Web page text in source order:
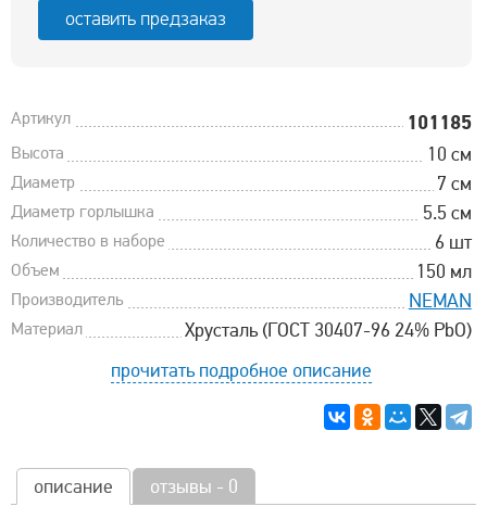
оставить предзаказ
Артикул 101185
Высота 10 см
Диаметр 7 см
Диаметр горлышка 5.5 см
Количество в наборе 6 шт
Объем 150 мл
Производитель NEMAN
Материал
Хрусталь (ГОСТ 30407-96 24% PbO)
прочитать подробное описание
описание отзывы - 0